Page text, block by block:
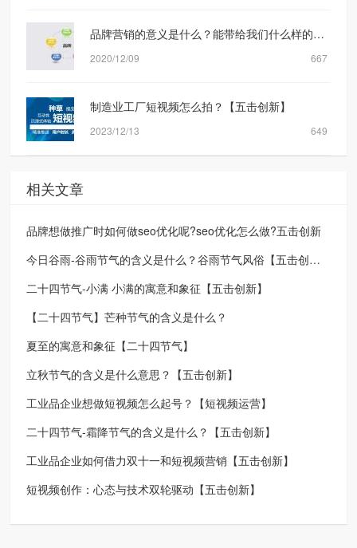
品牌营销的意义是什么？能带给我们什么样的转化？
2020/12/09 667
制造业工厂短视频怎么拍？【五击创新】
2023/12/13 649
相关文章
品牌想做推广时如何做seo优化呢?seo优化怎么做?五击创新
今日谷雨-谷雨节气的含义是什么？谷雨节气风俗【五击创新】
二十四节气-小满 小满的寓意和象征【五击创新】
【二十四节气】芒种节气的含义是什么？
夏至的寓意和象征【二十四节气】
立秋节气的含义是什么意思？【五击创新】
工业品企业想做短视频怎么起号？【短视频运营】
二十四节气-霜降节气的含义是什么？【五击创新】
工业品企业如何借力双十一和短视频营销【五击创新】
短视频创作：心态与技术双轮驱动【五击创新】